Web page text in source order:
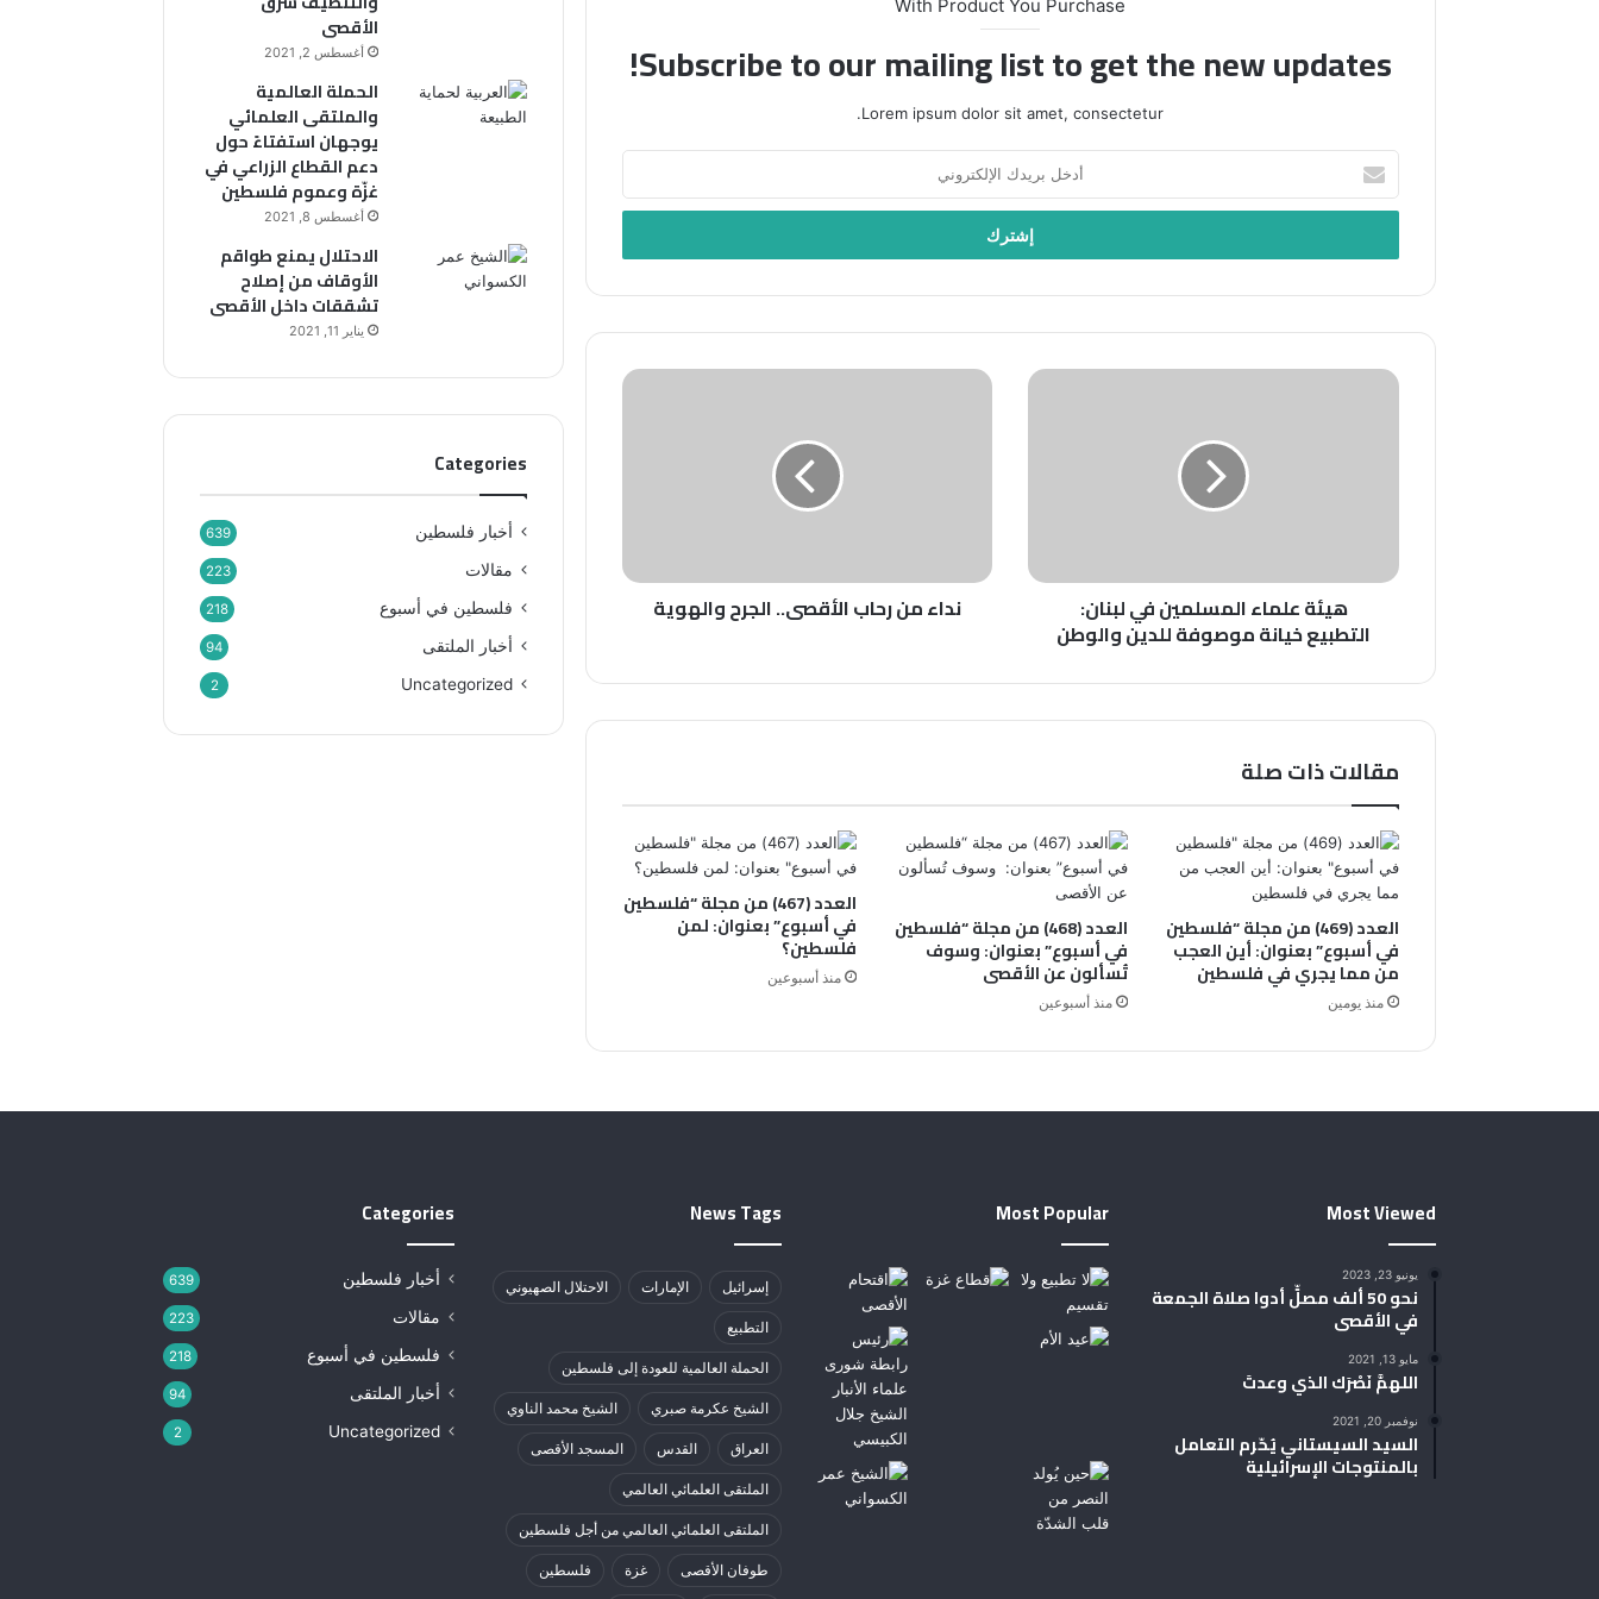
With Product You Purchase
Subscribe to our mailing list to get the new updates!
Lorem ipsum dolor sit amet, consectetur.
بريدك
الإلكتروني
هيئة
للدين
هيئة علماء المسلمين في لبنان:
التطبيع خيانة موصوفة للدين والوطن
نداء
نداء من رحاب الأقصى.. الجرح والهوية
مقالات ذات صلة
العدد (469) من مجلة “فلسطين
في أسبوع” بعنوان: أين العجب
من مما يجري في فلسطين
منذ يومين
العدد (468) من مجلة “فلسطين
في أسبوع” بعنوان: وسوف
تُسألون عن الأقصى
منذ أسبوعين
العدد (467) من مجلة “فلسطين
في أسبوع” بعنوان: لمن
فلسطين؟
منذ أسبوعين
الأقصى
أغسطس 2, 2021
الحملة العالمية
والملتقى العلمائي
يوجهان استفتاءً حول
دعم القطاع الزراعي في
غزّة وعموم فلسطين
أغسطس 8, 2021
الاحتلال يمنع طواقم
الأوقاف من إصلاح
تشققات داخل الأقصى
يناير 11, 2021
Categories
أخبار فلسطين 639
مقالات 223
فلسطين في أسبوع 218
أخبار الملتقى 94
Uncategorized
2
Most Viewed
يونيو 23, 2023
نحو 50 ألف مصلٍّ أدوا صلاة الجمعة
في الأقصى
مايو 13, 2021
اللهمَّ نَصْرَك الذي وعدتَ
نوفمبر 20, 2021
السيد السيستاني يُحّرم التعامل
بالمنتوجات الإسرائيلية
Most Popular
News Tags
إسرائيل الإمارات الاحتلال الصهيوني
التطبيع
الحملة العالمية للعودة إلى فلسطين
الشيخ عكرمة صبري الشيخ محمد الناوي
العراق القدس المسجد الأقصى
الملتقى العلمائي العالمي
الملتقى العلمائي العالمي من أجل فلسطين
طوفان الأقصى غزة فلسطين
Categories
أخبار فلسطين 639
مقالات 223
فلسطين في أسبوع 218
أخبار الملتقى 94
Uncategorized
2